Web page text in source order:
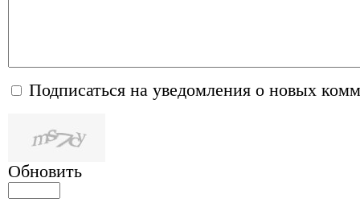
Подписаться на уведомления о новых
Обновить